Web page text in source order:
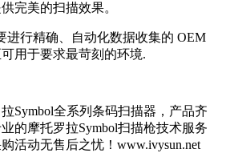
完美的扫描效果。
行精确、自动化数据收集的 OEM
可用于要求最苛刻的环境.
Symbol全系列条码扫描器，产品齐
的摩托罗拉Symbol扫描枪技术服务
活动无售后之忧！www.ivysun.net